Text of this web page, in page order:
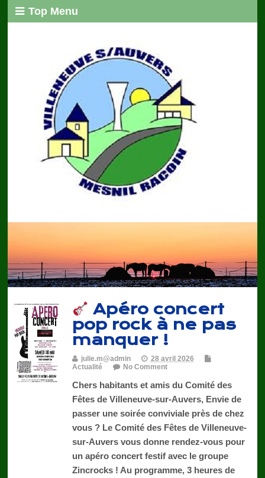
Top Menu
Apéro concert
pop rock à ne pas
manquer !
julie.m@admin
28 avril 2026
Actualité
No Comment
Chers habitants et amis du Comité des
Fêtes de Villeneuve-sur-Auvers, Envie de
passer une soirée conviviale près de chez
vous ? Le Comité des Fêtes de Villeneuve-
sur-Auvers vous donne rendez-vous pour
un apéro concert festif avec le groupe
Zincrocks ! Au programme, 3 heures de